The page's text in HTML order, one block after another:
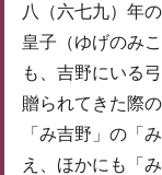
八（六七九）年
皇子（ゆげのみ
も、吉野にいる
贈られてきた際
「み吉野」の「
え、ほかにも「